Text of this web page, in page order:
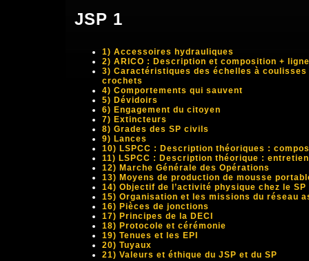
JSP 1
1) Accessoires hydrauliques
2) ARICO : Description et composition +
3) Caractéristiques des échelles à
crochets
4) Comportements qui sauvent
5) Dévidoirs
6) Engagement du citoyen
7) Extincteurs
8) Grades des SP civils
9) Lances
10) LSPCC : Description théoriques :
11) LSPCC : Description théorique :
12) Marche Générale des Opérations
13) Moyens de production de mousse
14) Objectif de l’activité physique chez le SP
15) Organisation et les missions du réseau
16) Pièces de jonctions
17) Principes de la DECI
18) Protocole et cérémonie
19) Tenues et les EPI
20) Tuyaux
21) Valeurs et éthique du JSP et du SP